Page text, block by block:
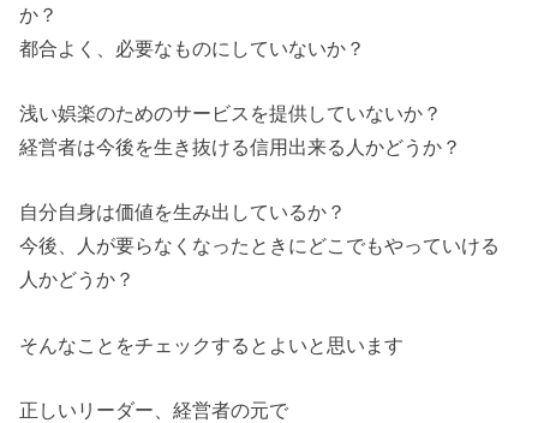
か？
都合よく、必要なものにしていないか？
浅い娯楽のためのサービスを提供していないか？
経営者は今後を生き抜ける信用出来る人かどうか？
自分自身は価値を生み出しているか？
今後、人が要らなくなったときにどこでもやっていける
人かどうか？
そんなことをチェックするとよいと思います
正しいリーダー、経営者の元で